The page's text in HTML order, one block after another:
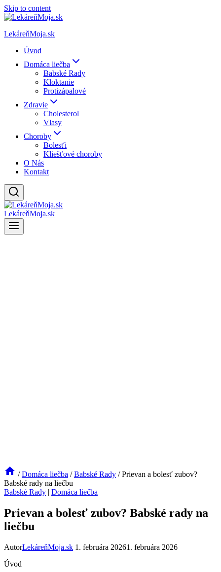
Skip to content
LekáreňMoja.sk
Úvod
Domáca liečba
Babské Rady
Kloktanie
Protizápalové
Zdravie
Cholesterol
Vlasy
Choroby
Bolesťi
Kliešťové choroby
O Nás
Kontakt
LekáreňMoja.sk
/ Domáca liečba / Babské Rady / Prievan a bolesť zubov?
Babské rady na liečbu
Babské Rady | Domáca liečba
Prievan a bolesť zubov? Babské rady na
liečbu
AutorLekáreňMoja.sk 1. februára 20261. februára 2026
Úvod